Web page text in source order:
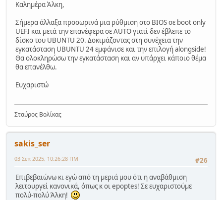
Καλημέρα Άλκη,
Σήμερα άλλαξα προσωρινά μια ρύθμιση στο BIOS σε boot only
UEFI και μετά την επανέφερα σε AUTO γιατί δεν έβλεπε το
δίσκο του UBUNTU 20. Δοκιμάζοντας στη συνέχεια την
εγκατάσταση UBUNTU 24 εμφάνισε και την επιλογή alongside!
Θα ολοκληρώσω την εγκατάσταση και αν υπάρχει κάποιο θέμα
θα επανέλθω.
Ευχαριστώ
Σταύρος Βολίκας
sakis_ser
#26
03 Σεπ 2025, 10:26:28 ΠΜ
Επιβεβαιώνω κι εγώ από τη μεριά μου ότι η αναβάθμιση
λειτουργεί κανονικά, όπως κ οι epoptes! Σε ευχαριστούμε
πολύ-πολύ Άλκη!